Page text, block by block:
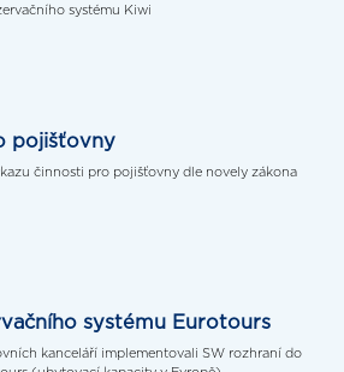
systému Kiwi
pojišťovny
činnosti pro pojišťovny dle novely zákona
systému Eurotours
kanceláří implementovali SW rozhraní do